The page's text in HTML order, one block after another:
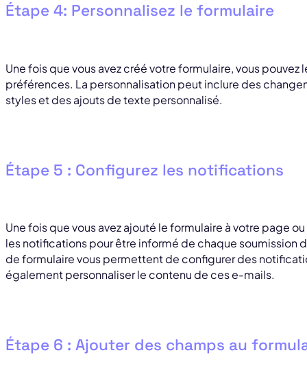
Étape 4: Personnalisez le formulaire
Une fois que vous avez créé votre formulaire, vous
préférences. La personnalisation peut inclure des
styles et des ajouts de texte personnalisé.
Étape 5 : Configurez les notifications
Une fois que vous avez ajouté le formulaire à votre page
les notifications pour être informé de chaque soumission
de formulaire vous permettent de configurer des
également personnaliser le contenu de ces e-mails.
Étape 6 : Ajouter des champs au